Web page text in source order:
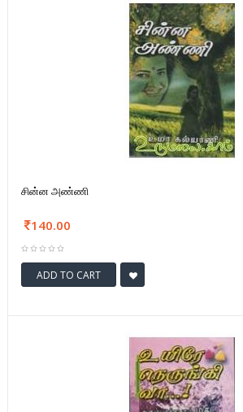
சின்ன அண்ணி
140.00
ADD TO CART